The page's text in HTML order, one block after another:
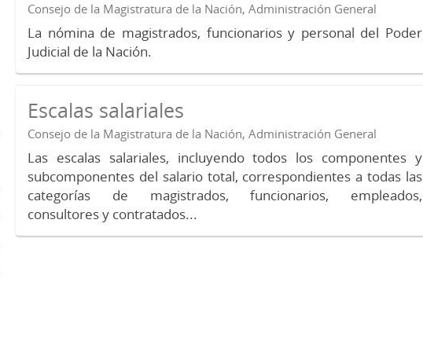
Consejo de la Magistratura de la Nación, Administración General
La nómina de magistrados, funcionarios y personal del Poder
Judicial de la Nación.
Escalas salariales
Consejo de la Magistratura de la Nación, Administración General
Las escalas salariales, incluyendo todos los componentes y
subcomponentes del salario total, correspondientes a todas las
categorías de magistrados, funcionarios, empleados,
consultores y contratados...